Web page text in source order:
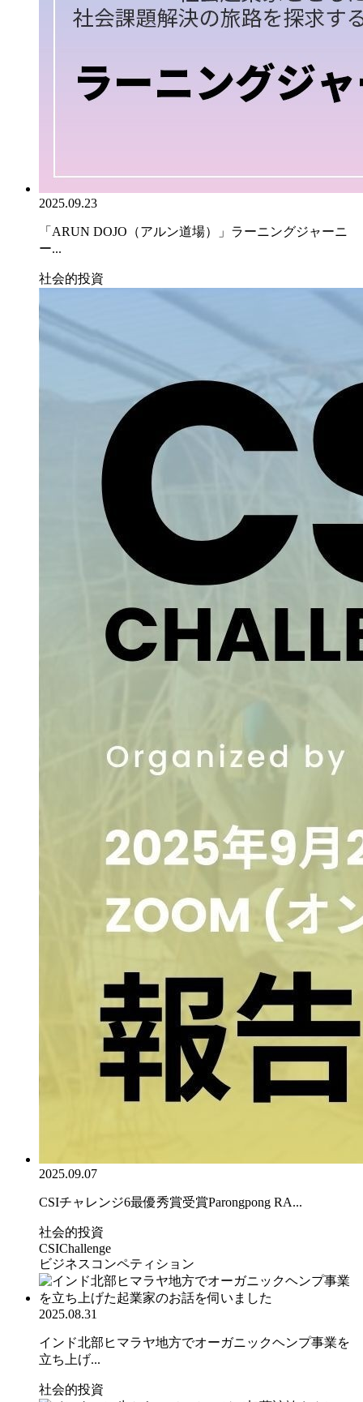
2025.09.23
「ARUN DOJO（アルン道場）」ラーニングジャーニ
ー...
社会的投資
2025.09.07
CSIチャレンジ6最優秀賞受賞Parongpong RA...
社会的投資
CSIChallenge
ビジネスコンペティション
2025.08.31
インド北部ヒマラヤ地方でオーガニックヘンプ事業を
立ち上げ...
社会的投資